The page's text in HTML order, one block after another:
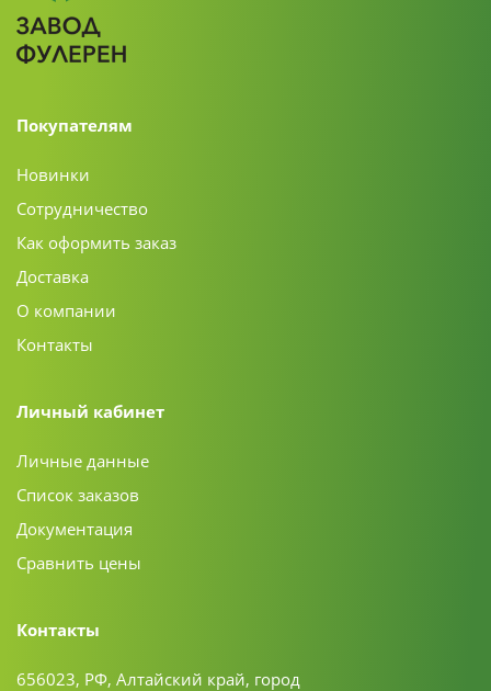
Покупателям
Новинки
Сотрудничество
Как оформить заказ
Доставка
О компании
Контакты
Личный кабинет
Личные данные
Список заказов
Документация
Сравнить цены
Контакты
656023, РФ, Алтайский край, город